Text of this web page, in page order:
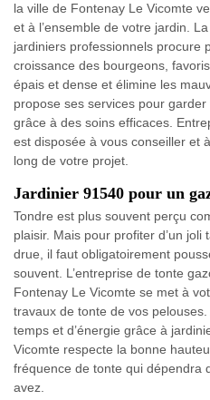
la ville de Fontenay Le Vicomte
et à l’ensemble de votre jardin.
jardiniers professionnels procure
croissance des bourgeons,
épais et dense et élimine les
propose ses services pour
grâce à des soins efficaces.
est disposée à vous conseiller et
long de votre projet.
Jardinier 91540 pour un
Tondre est plus souvent perçu
plaisir. Mais pour profiter d’un joli
drue, il faut obligatoirement
souvent. L’entreprise de tonte
Fontenay Le Vicomte se met à
travaux de tonte de vos
temps et d’énergie grâce à
Vicomte respecte la bonne
fréquence de tonte qui dépendra
avez.